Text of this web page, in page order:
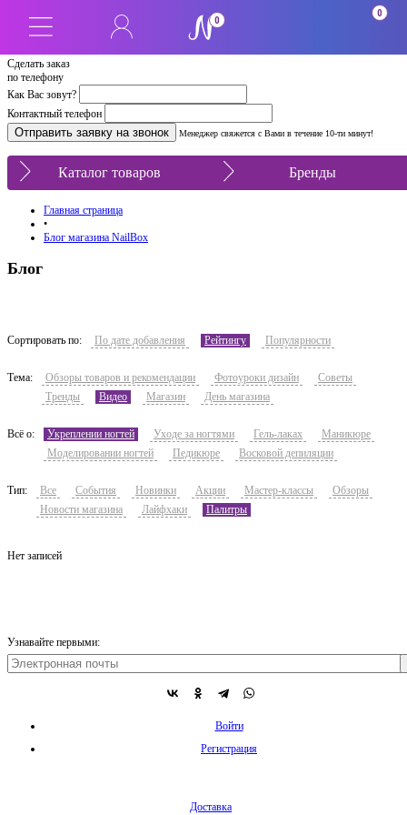
Сделать заказ
по телефону
Как Вас зовут?
Контактный телефон
Менеджер свяжется с Вами в течение 10-ти минут!
0
0
Каталог товаров Бренды
Главная страница
•
Блог магазина NailBox
Блог
Сортировать по: По дате добавления Рейтингу Популярности
Тема: Обзоры товаров и рекомендации Фотоуроки дизайн
Советы
Тренды
Видео Магазин День магазина
Всё о: Укреплении ногтей Уходе за ногтями Гель-лаках
Маникюре
Моделировании ногтей
Педикюре Восковой депиляции
Тип: Все События Новинки Акции Мастер-классы
Обзоры
Новости магазина
Лайфхаки Палитры
Нет записей
Узнавайте первыми:
Войти
Регистрация
Доставка